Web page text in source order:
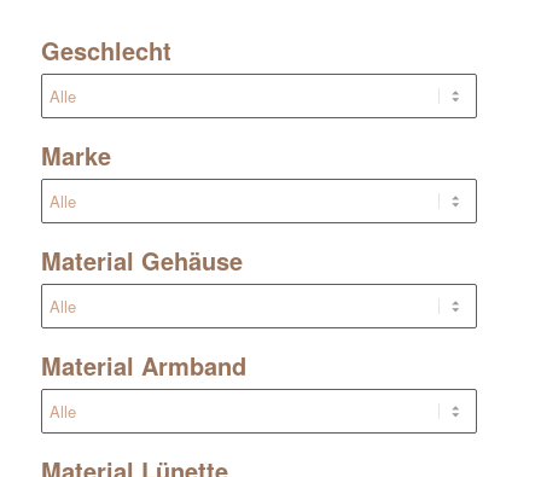
Geschlecht
Marke
Material Gehäuse
Material Armband